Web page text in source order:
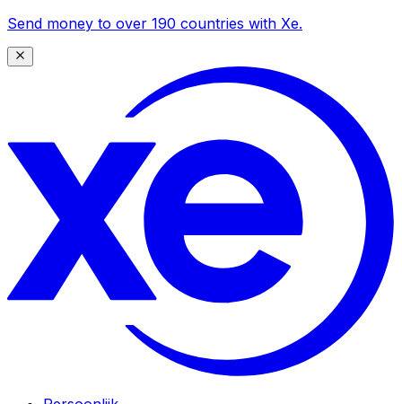
Send money to over 190 countries with Xe.